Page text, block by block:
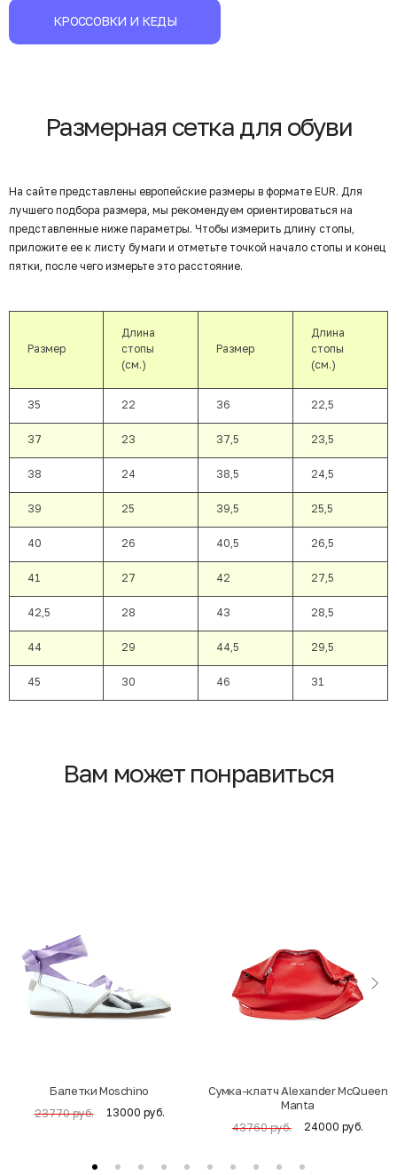
КРОССОВКИ И КЕДЫ
Размерная сетка для обуви
На сайте представлены европейские размеры в формате EUR. Для
лучшего подбора размера, мы рекомендуем ориентироваться на
представленные ниже параметры. Чтобы измерить длину стопы,
приложите ее к листу бумаги и отметьте точкой начало стопы и конец
пятки, после чего измерьте это расстояние.
Размер
Длина
стопы
(см.)
Размер
Длина
стопы
(см.)
35 22 36 22,5
37 23 37,5 23,5
38 24 38,5 24,5
39 25 39,5 25,5
40 26 40,5 26,5
41 27 42 27,5
42,5 28 43 28,5
44 29 44,5 29,5
45 30 46 31
Вам может понравиться
Балетки Moschino
23770 руб. 13000 руб.
Cумка-клатч Alexander McQueen
Manta
43760 руб. 24000 руб.